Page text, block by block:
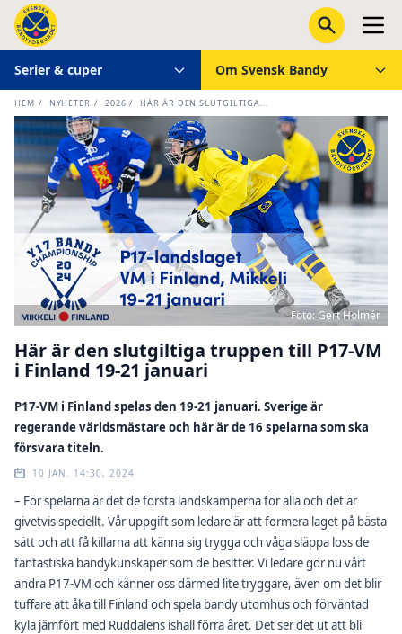
Serier & cuper Om Svensk Bandy
HEM / NYHETER / 2026 / HÄR ÄR DEN SLUTGILTIGA...
Foto: Gert Holmér
Här är den slutgiltiga truppen till P17-VM
i Finland 19-21 januari
P17-VM i Finland spelas den 19-21 januari. Sverige är
regerande världsmästare och här är de 16 spelarna som ska
försvara titeln.
10 JAN. 14:30, 2024
– För spelarna är det de första landskamperna för alla och det är
givetvis speciellt. Vår uppgift som ledare är att formera laget på bästa
sätt och att få killarna att känna sig trygga och våga släppa loss de
fantastiska bandykunskaper som de besitter. Vi ledare gör nu vårt
andra P17-VM och känner oss därmed lite tryggare, även om det blir
tuffare att åka till Finland och spela bandy utomhus och förväntad
kyla jämfört med Ruddalens ishall förra året. Det ser det ut att bli